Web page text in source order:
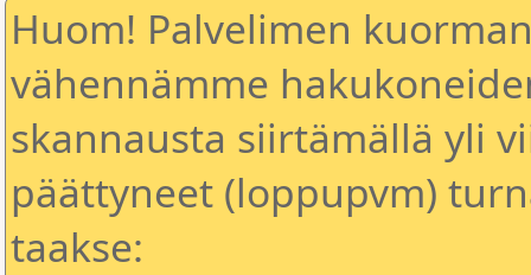
Huom! Palvelimen
vähennämme
skannausta siirtämällä yli
päättyneet (loppupvm)
taakse: